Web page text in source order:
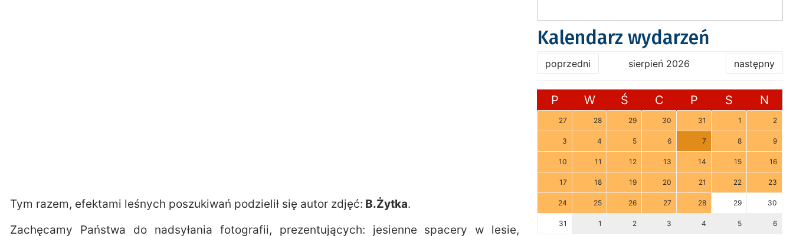
Tym razem, efektami leśnych poszukiwań podzielił się autor zdjęć: B.Żytka.
Zachęcamy Państwa do nadsyłania fotografii, prezentujących: jesienne spacery w lesie,
Kalendarz wydarzeń
poprzedni sierpień 2026 następny
P W Ś C P S N
27 28 29 30 31 1 2
3 4 5 6 7 8 9
10 11 12 13 14 15 16
17 18 19 20 21 22 23
24 25 26 27 28 29 30
31 1 2 3 4 5 6